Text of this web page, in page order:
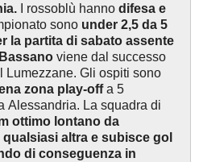
I rossoblù hanno difesa e
sono under 2,5 da 5
la partita di sabato assente
Bassano viene dal successo
Lumezzane. Gli ospiti sono
zona play-offa 5
Alessandria. La squadra di
ottimo lontano da
altra e subisce gol
di conseguenza in